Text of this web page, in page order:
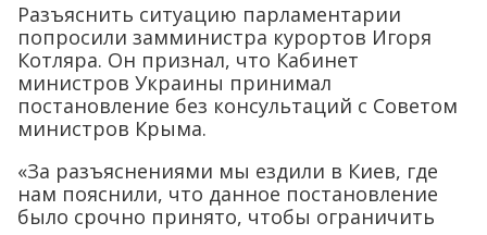
Разъяснить ситуацию парламентарии
попросили замминистра курортов Игоря
Котляра. Он признал, что Кабинет
министров Украины принимал
постановление без консультаций с Советом
министров Крыма.
«За разъяснениями мы ездили в Киев, где
нам пояснили, что данное постановление
было срочно принято, чтобы ограничить